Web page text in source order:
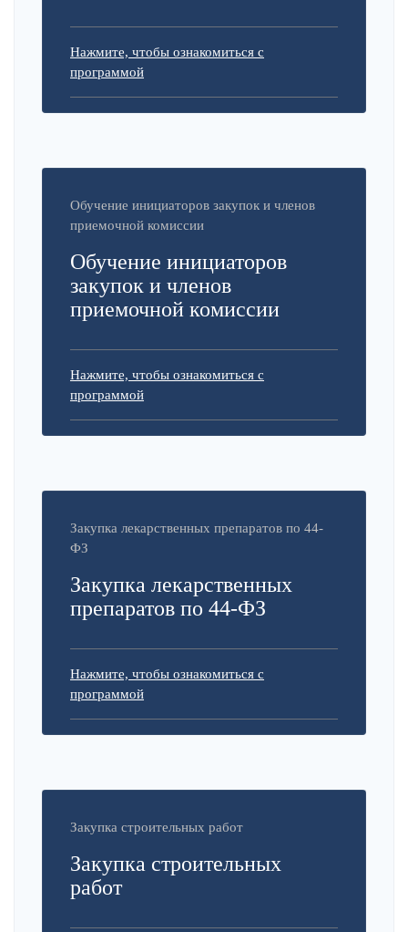
Нажмите, чтобы ознакомиться с
программой
Обучение инициаторов закупок и членов
приемочной комиссии
Обучение инициаторов
закупок и членов
приемочной комиссии
Нажмите, чтобы ознакомиться с
программой
Закупка лекарственных препаратов по 44-
ФЗ
Закупка лекарственных
препаратов по 44-ФЗ
Нажмите, чтобы ознакомиться с
программой
Закупка строительных работ
Закупка строительных
работ